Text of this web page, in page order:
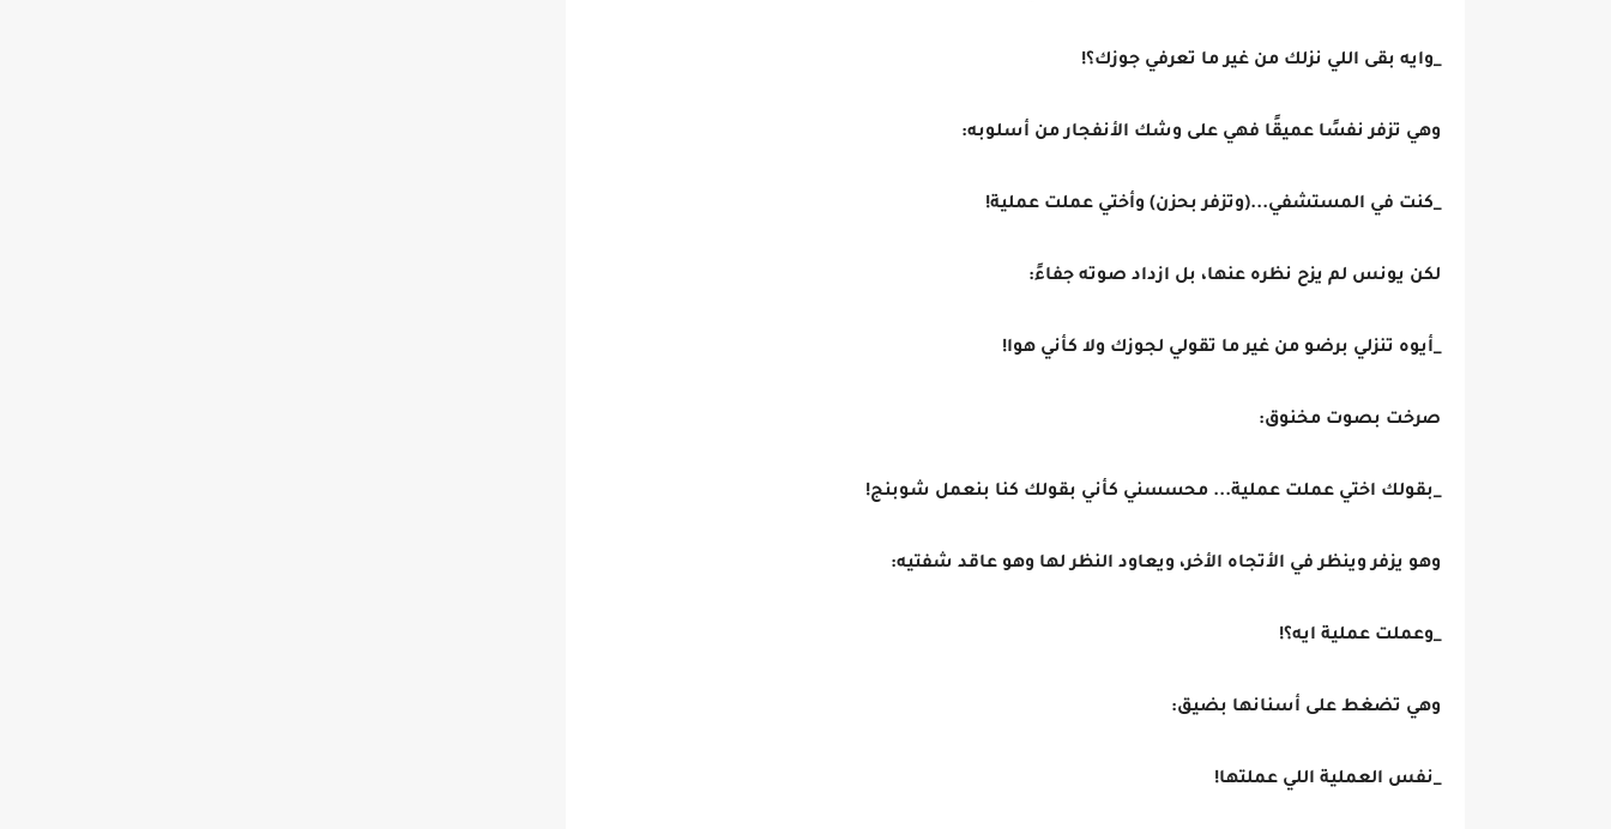
_وايه بقى اللي نزلك من غير ما تعرفي جوزك؟!
وهي تزفر نفسًا عميقًا فهي على وشك الأنفجار من أسلوبه:
_كنت في المستشفي...(وتزفر بحزن) وأختي عملت عملية!
لكن يونس لم يزح نظره عنها، بل ازداد صوته جفاءً:
_أيوه تنزلي برضو من غير ما تقولي لجوزك ولا كأني هوا!
صرخت بصوت مخنوق:
_بقولك اختي عملت عملية... محسسني كأني بقولك كنا بنعمل شوبنج!
وهو يزفر وينظر في الأتجاه الأخر، ويعاود النظر لها وهو عاقد شفتيه:
_وعملت عملية ايه؟!
وهي تضغط على أسنانها بضيق:
_نفس العملية اللي عملتها!